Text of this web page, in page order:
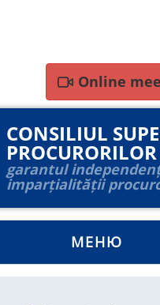
Online
CONSILIUL
PROCURORILOR
garantul
imparțialității
TOGGLE
МЕНЮ